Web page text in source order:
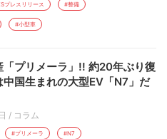
プレスリリース #整備
#小型車
「プリメーラ」!! 約20年ぶり復
中国生まれの大型EV「N7」だ
/ コラム
#プリメーラ #N7